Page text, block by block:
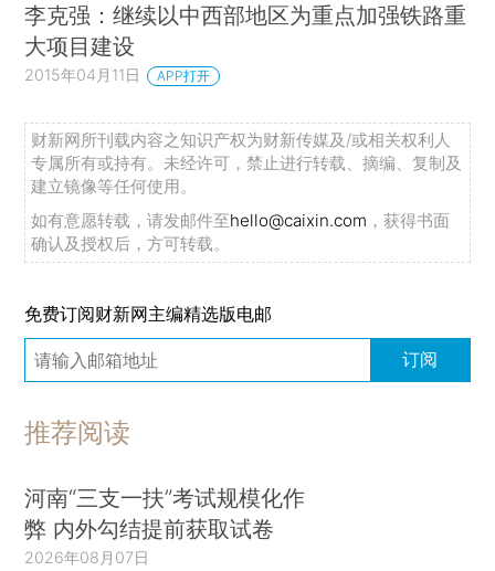
李克强：继续以中西部地区为重点加强铁路重
大项目建设
2015年04月11日 APP打开
财新网所刊载内容之知识产权为财新传媒及/或相关权利人
专属所有或持有。未经许可，禁止进行转载、摘编、复制及
建立镜像等任何使用。
如有意愿转载，请发邮件至hello@caixin.com ，获得书面
确认及授权后，方可转载。
免费订阅财新网主编精选版电邮
订阅
推荐阅读
河南“三支一扶”考试规模化作
弊 内外勾结提前获取试卷
2026年08月07日